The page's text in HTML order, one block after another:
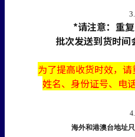
3.
*请注意：重复
批次发送到货时
为了提高收货时效， 请
姓名、身份证号、电
4.
海外和港澳台地址